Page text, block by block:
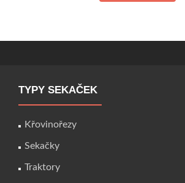
TYPY SEKAČEK
Křovinořezy
Sekačky
Traktory